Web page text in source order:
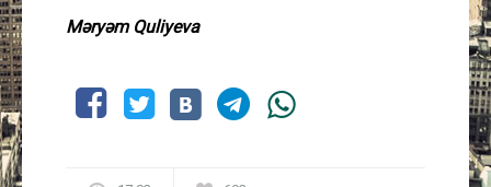
Məryəm Quliyeva